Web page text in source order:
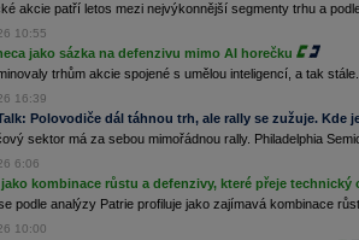
akcie patří letos mezi nejvýkonnější segmenty trhu a
10:55
jako sázka na defenzivu mimo AI horečku
trhům akcie spojené s umělou inteligencí, a tak stále...
16:39
Polovodiče dál táhnou trh, ale rally se zužuje. Kde
sektor má za sebou mimořádnou rally. Philadelphia
6:06
kombinace růstu a defenzivy, které přeje technický
podle analýzy Patrie profiluje jako zajímavá kombinace
10:00